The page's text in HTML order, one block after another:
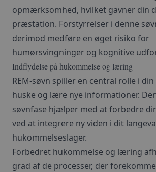
opmærksomhed, hvilket gavner din
præstation. Forstyrrelser i denne
derimod medføre en øget risiko for
humørsvingninger og kognitive
Indflydelse på hukommelse og læring
REM-søvn spiller en central rolle i
huske og lære nye informationer.
søvnfase hjælper med at forbedre
ved at integrere ny viden i dit
hukommelseslager.
Forbedret hukommelse og læring
grad af de processer, der